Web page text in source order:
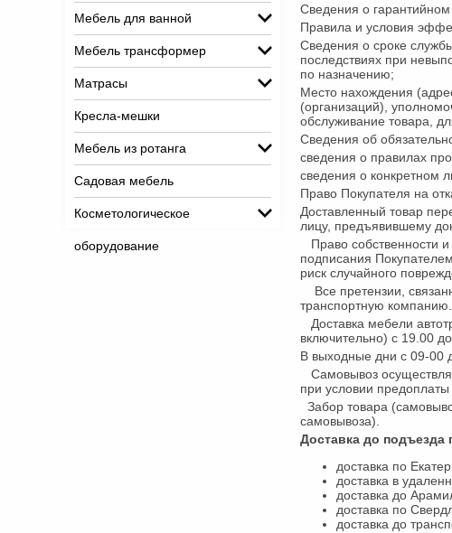
Мебель для ванной
Мебель трансформер
Матрасы
Кресла-мешки
Мебель из ротанга
Садовая мебель
Косметологическое
оборудование
Сведения о
Правила и условия
Сведения о сроке
последствиях при
по назначению;
Место нахождения
(организаций),
обслуживание товара,
Сведения об
сведения о правилах
сведения о конкретном
Право Покупателя на
Доставленный товар
лицу, предъявившему
Право собственности
подписания
риск случайного
Все претензии,
транспортную компанию.
Доставка мебели
включительно) с 19.00
В выходные дни с 09-00
Самовывоз
при условии
Забор товара
самовывоза).
Доставка до подъезда
доставка по
доставка в
доставка до
доставка по
доставка до